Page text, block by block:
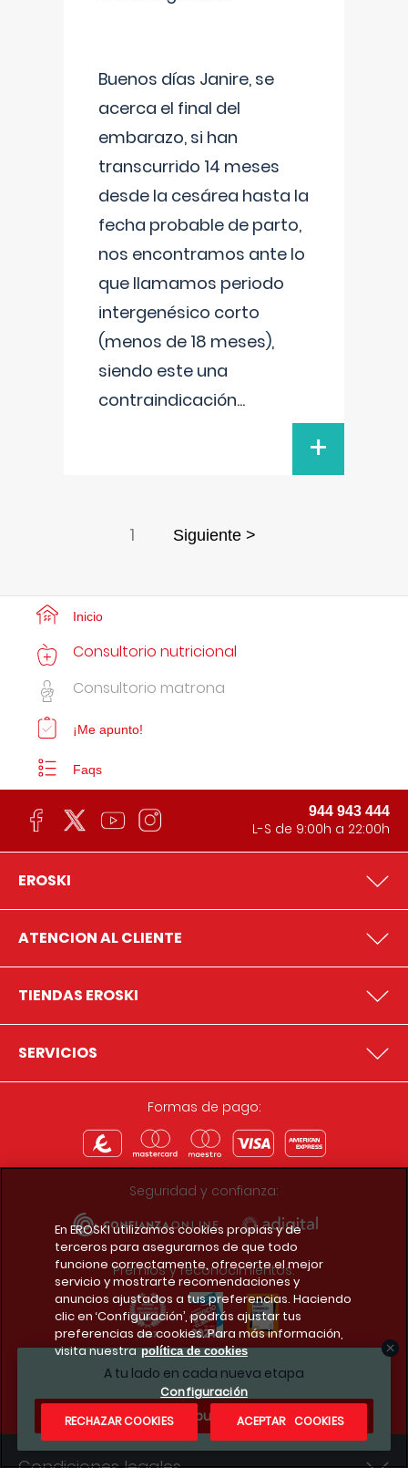
Buenos días Janire, se
acerca el final del
embarazo, si han
transcurrido 14 meses
desde la cesárea hasta la
fecha probable de parto,
nos encontramos ante lo
que llamamos periodo
intergenésico corto
(menos de 18 meses),
siendo este una
contraindicación...
+
1 Siguiente >
A tu lado en cada nueva etapa
¿Te apuntas?
Inicio
Consultorio nutricional
Consultorio matrona
¡Me apunto!
Faqs
944 943 444
L-S de 9:00h a 22:00h
EROSKI
ATENCION AL CLIENTE
TIENDAS EROSKI
SERVICIOS
Formas de pago:
Seguridad y confianza:
Premios y reconocimientos:
Descarga la app del club
En EROSKI utilizamos cookies propias y de
terceros para asegurarnos de que todo
funcione correctamente, ofrecerte el mejor
servicio y mostrarte recomendaciones y
anuncios ajustados a tus preferencias. Haciendo
clic en ‘Configuración’, podrás ajustar tus
preferencias de cookies. Para más información,
visita nuestra política de cookies
Configuración
RECHAZAR COOKIES
ACEPTAR COOKIES